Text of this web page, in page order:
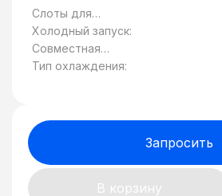
установки в
стойку 19":
Слоты для
модулей
расширения:
Холодный запуск:
Совместная
работа с
генератором:
Тип охлаждения:
Запросить
В корзину